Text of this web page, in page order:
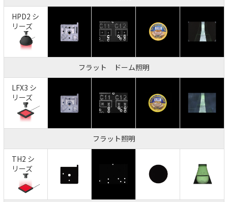
HPD2 シ
リーズ
フラット ドーム照明
LFX3 シ
リーズ
フラット照明
TH2 シ
リーズ